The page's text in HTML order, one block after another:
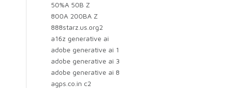
50%A 50B Z
800A 200BA Z
888starz.us.org2
a16z generative ai
adobe generative ai 1
adobe generative ai 3
adobe generative ai 8
agps.co.in c2